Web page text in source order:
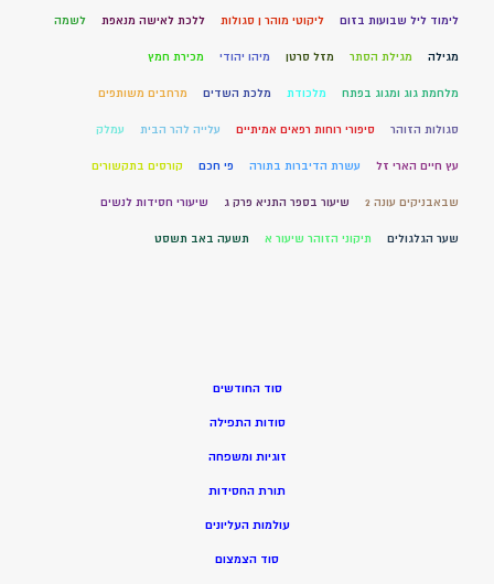
לימוד ליל שבועות בזום ליקוטי מוהר ן סגולות ללכת לאישה מנאפת לשמה
מגילה מגילת הסתר מזל סרטן מיהו יהודי מכירת חמץ
מלחמת גוג ומגוג בפתח מלכודת מלכת השדים מרחבים משותפים
סגולות הזוהר סיפורי רוחות רפאים אמיתיים עלייה להר הבית עמלק
עץ חיים הארי זל עשרת הדיברות בתורה פי חכם קורסים בתקשורים
שבאבניקים עונה 2 שיעור בספר התניא פרק ג שיעורי חסידות לנשים
שער הגלגולים תיקוני הזוהר שיעור א תשעה באב תשסט
סוד החודשים
סודות התפילה
זוגיות ומשפחה
תורת החסידות
עולמות העליונים
סוד הצמצום